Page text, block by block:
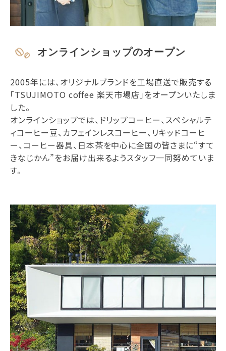
オンラインショップのオープン
2005年には、オリジナルブランドを工場直送で販売する
「TSUJIMOTO coffee 楽天市場店」をオープンいたしま
した。
オンラインショップでは、ドリップコーヒー、スペシャルテ
ィコーヒー豆、カフェインレスコーヒー、リキッドコーヒ
ー、コーヒー器具、日本茶を中心に全国の皆さまに“すて
きなじかん”をお届け出来るようスタッフ一同努めていま
す。